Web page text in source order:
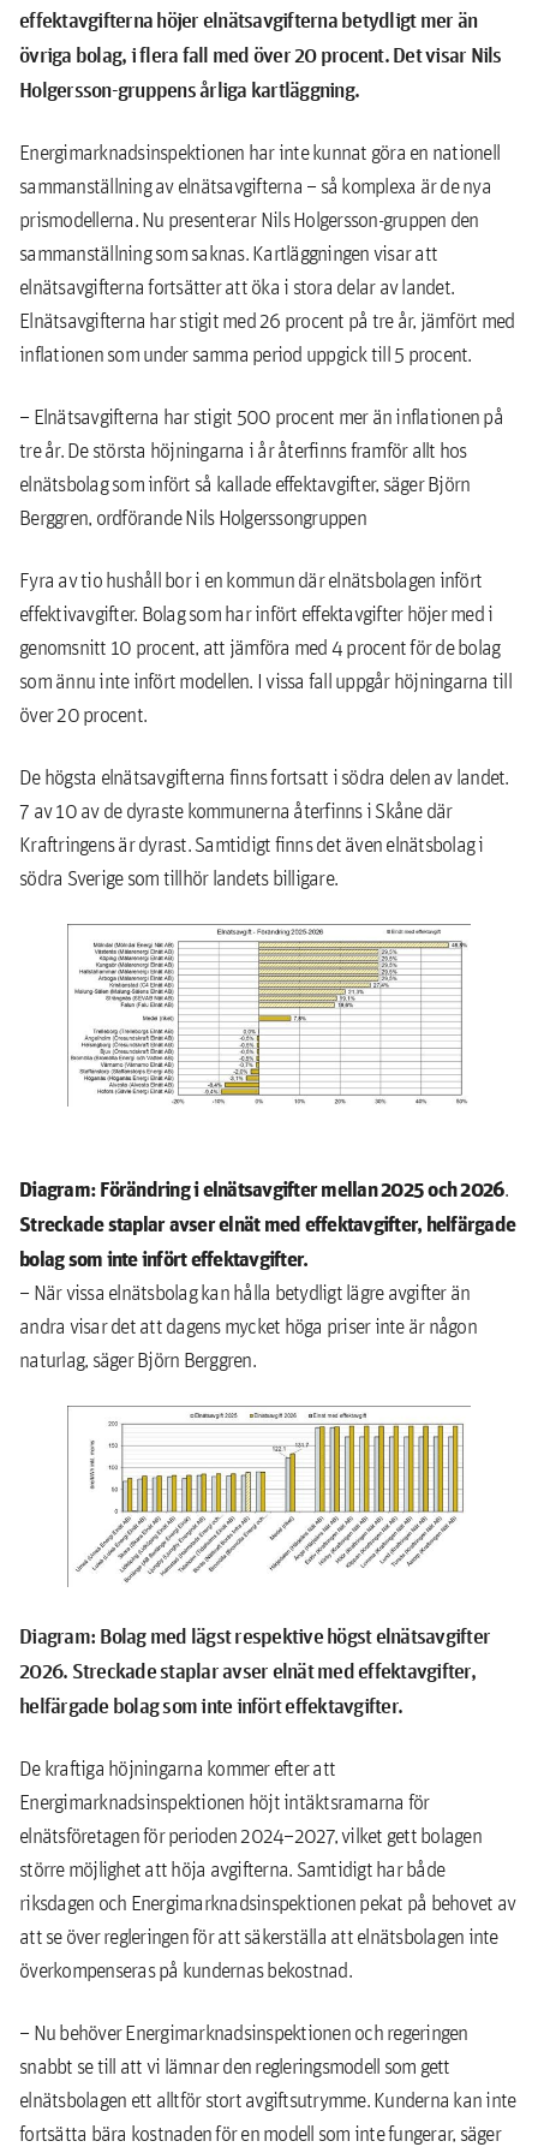
effektavgifterna höjer elnätsavgifterna betydligt mer än
övriga bolag, i flera fall med över 20 procent. Det visar Nils
Holgersson-gruppens årliga kartläggning.
Energimarknadsinspektionen har inte kunnat göra en nationell
sammanställning av elnätsavgifterna – så komplexa är de nya
prismodellerna. Nu presenterar Nils Holgersson-gruppen den
sammanställning som saknas. Kartläggningen visar att
elnätsavgifterna fortsätter att öka i stora delar av landet.
Elnätsavgifterna har stigit med 26 procent på tre år, jämfört med
inflationen som under samma period uppgick till 5 procent.
– Elnätsavgifterna har stigit 500 procent mer än inflationen på
tre år. De största höjningarna i år återfinns framför allt hos
elnätsbolag som infört så kallade effektavgifter, säger Björn
Berggren, ordförande Nils Holgerssongruppen
Fyra av tio hushåll bor i en kommun där elnätsbolagen infört
effektivavgifter. Bolag som har infört effektavgifter höjer med i
genomsnitt 10 procent, att jämföra med 4 procent för de bolag
som ännu inte infört modellen. I vissa fall uppgår höjningarna till
över 20 procent.
De högsta elnätsavgifterna finns fortsatt i södra delen av landet.
7 av 10 av de dyraste kommunerna återfinns i Skåne där
Kraftringens är dyrast. Samtidigt finns det även elnätsbolag i
södra Sverige som tillhör landets billigare.
Diagram: Förändring i elnätsavgifter mellan 2025 och 2026.
Streckade staplar avser elnät med effektavgifter, helfärgade
bolag som inte infört effektavgifter.
– När vissa elnätsbolag kan hålla betydligt lägre avgifter än
andra visar det att dagens mycket höga priser inte är någon
naturlag, säger Björn Berggren.
Diagram: Bolag med lägst respektive högst elnätsavgifter
2026. Streckade staplar avser elnät med effektavgifter,
helfärgade bolag som inte infört effektavgifter.
De kraftiga höjningarna kommer efter att
Energimarknadsinspektionen höjt intäktsramarna för
elnätsföretagen för perioden 2024–2027, vilket gett bolagen
större möjlighet att höja avgifterna. Samtidigt har både
riksdagen och Energimarknadsinspektionen pekat på behovet av
att se över regleringen för att säkerställa att elnätsbolagen inte
överkompenseras på kundernas bekostnad.
– Nu behöver Energimarknadsinspektionen och regeringen
snabbt se till att vi lämnar den regleringsmodell som gett
elnätsbolagen ett alltför stort avgiftsutrymme. Kunderna kan inte
fortsätta bära kostnaden för en modell som inte fungerar, säger